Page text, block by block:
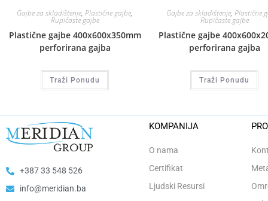
Gajbe za skladištenje, Plastične gajbe,
Rupičaste gajbe
Plastične gajbe 400x600x350mm
perforirana gajba
Traži Ponudu
Gajbe za skladištenje, Plastične
Rupičaste gajbe
Plastične gajbe
perforirana gajba
Traži Ponudu
+387 33 548 526
info@meridian.ba
KOMPANIJA
O nama
Certifikat
Ljudski Resursi